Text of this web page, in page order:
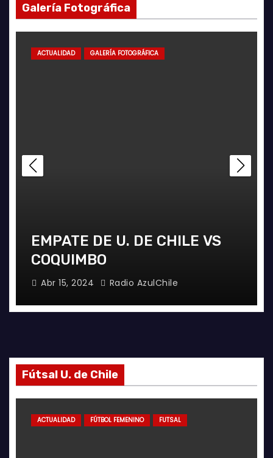
Galería Fotográfica
ACTUALIDAD GALERÍA FOTOGRÁFICA
EMPATE DE U. DE CHILE VS
COQUIMBO
Abr 15, 2024 Radio AzulChile
Fútsal U. de Chile
ACTUALIDAD FÚTBOL FEMENINO FUTSAL